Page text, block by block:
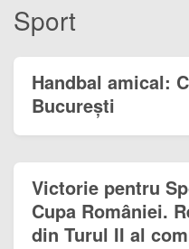
Sport
Handbal amical:
București
Victorie pentru
Cupa României.
din Turul II al